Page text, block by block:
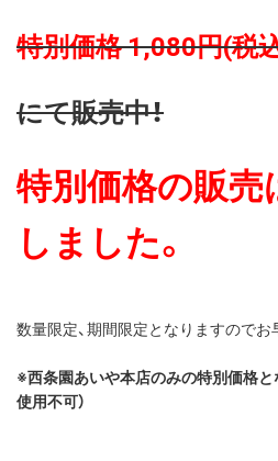
特別価格 1,080円(税
にて販売中！
特別価格の販売
しました。
数量限定、期間限定となりますのでお
※西条園あいや本店のみの特別価格と
使用不可）